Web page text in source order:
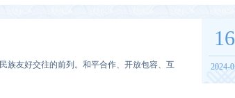
族友好交往的前列。和平合作、开放包容、互
16
2024-